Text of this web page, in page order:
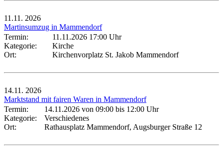
11.11. 2026
Martinsumzug in Mammendorf
Termin:
11.11.2026 17:00 Uhr
Kategorie:
Kirche
Ort:
Kirchenvorplatz St. Jakob Mammendorf
14.11. 2026
Marktstand mit fairen Waren in Mammendorf
Termin:
14.11.2026 von 09:00 bis 12:00 Uhr
Kategorie:
Verschiedenes
Ort:
Rathausplatz Mammendorf, Augsburger Straße 12